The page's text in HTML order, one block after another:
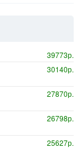
39773р.
30140р.
27870р.
26798р.
25627р.